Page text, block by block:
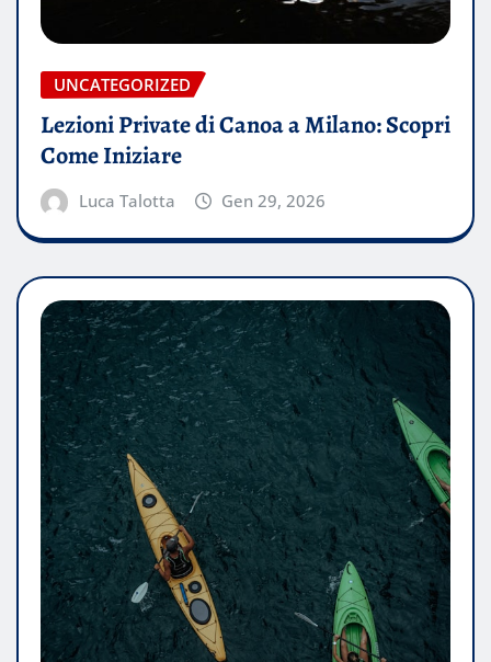
UNCATEGORIZED
Lezioni Private di Canoa a Milano: Scopri
Come Iniziare
Luca Talotta Gen 29, 2026